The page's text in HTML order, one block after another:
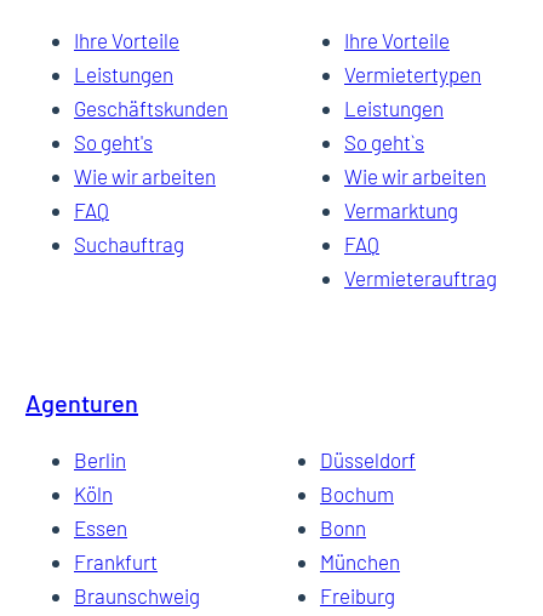
Ihre Vorteile
Leistungen
Geschäftskunden
So geht's
Wie wir arbeiten
FAQ
Suchauftrag
Ihre Vorteile
Vermietertypen
Leistungen
So geht`s
Wie wir arbeiten
Vermarktung
FAQ
Vermieterauftrag
Agenturen
Berlin
Düsseldorf
Köln
Bochum
Essen
Bonn
Frankfurt
München
Braunschweig
Freiburg